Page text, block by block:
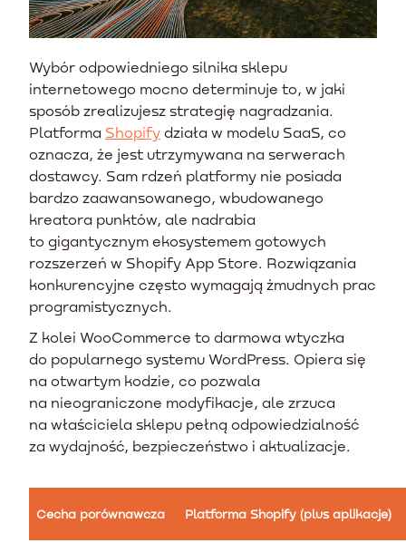
Wybór odpowiedniego silnika sklepu
internetowego mocno determinuje to, w jaki
sposób zrealizujesz strategię nagradzania.
Platforma Shopify działa w modelu SaaS, co
oznacza, że jest utrzymywana na serwerach
dostawcy. Sam rdzeń platformy nie posiada
bardzo zaawansowanego, wbudowanego
kreatora punktów, ale nadrabia
to gigantycznym ekosystemem gotowych
rozszerzeń w Shopify App Store. Rozwiązania
konkurencyjne często wymagają żmudnych prac
programistycznych.
Z kolei WooCommerce to darmowa wtyczka
do popularnego systemu WordPress. Opiera się
na otwartym kodzie, co pozwala
na nieograniczone modyfikacje, ale zrzuca
na właściciela sklepu pełną odpowiedzialność
za wydajność, bezpieczeństwo i aktualizacje.
Cecha porównawcza Platforma Shopify (plus aplikacje)